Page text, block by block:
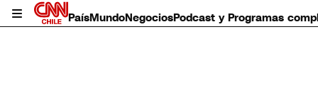
PaísMundoNegociosPodcast y Programas